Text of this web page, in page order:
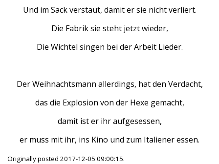
Und im Sack verstaut, damit er sie nicht verliert.
Die Fabrik sie steht jetzt wieder,
Die Wichtel singen bei der Arbeit Lieder.
Der Weihnachtsmann allerdings, hat den Verdacht,
das die Explosion von der Hexe gemacht,
damit ist er ihr aufgesessen,
er muss mit ihr, ins Kino und zum Italiener essen.
Originally posted 2017-12-05 09:00:15.